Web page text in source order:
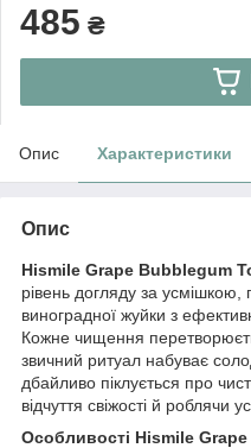
485 ₴
Опис Характеристики
Опис
Hismile Grape Bubblegum
рівень догляду за
виноградної жуйки з
Кожне чищення
звичний ритуал набуває
дбайливо піклується про
відчуття свіжості й роблячи
Особливості Hismile